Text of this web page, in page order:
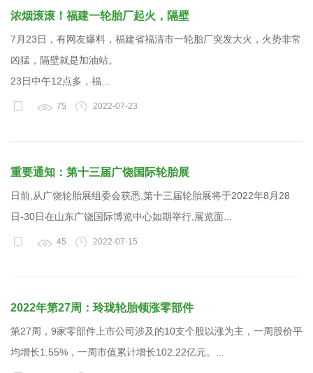
浓烟滚滚！福建一轮胎厂起火，隔壁
7月23日，有网友爆料，福建省福清市一轮胎厂突发大火，火势非常
凶猛，隔壁就是加油站。
23日中午12点多，福...
75 2022-07-23
重要通知：第十三届广饶国际轮胎展
日前,从广饶轮胎展组委会获悉,第十三届轮胎展将于2022年8月28
日-30日在山东广饶国际博览中心如期举行,展览面...
45 2022-07-15
2022年第27周：玲珑轮胎领涨零部件
第27周，9家零部件上市公司涉及的10支个股以涨为主，一周股价平
均增长1.55%，一周市值累计增长102.22亿元。...